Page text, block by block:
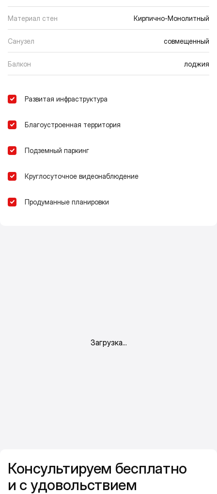
Материал стен Кирпично-Монолитный
Санузел совмещенный
Балкон лоджия
Развитая инфраструктура
Благоустроенная территория
Подземный паркинг
Круглосуточное видеонаблюдение
Продуманные планировки
Консультируем бесплатно
и с удовольствием